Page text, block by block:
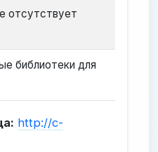
отсутствует
библиотеки для
http://c-